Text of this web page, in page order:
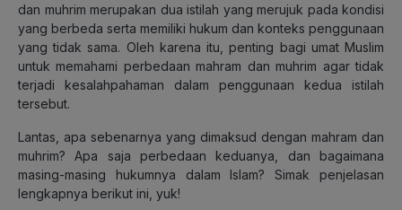
dan muhrim merupakan dua istilah yang merujuk pada kondisi
yang berbeda serta memiliki hukum dan konteks penggunaan
yang tidak sama. Oleh karena itu, penting bagi umat Muslim
untuk memahami perbedaan mahram dan muhrim agar tidak
terjadi kesalahpahaman dalam penggunaan kedua istilah
tersebut.
Lantas, apa sebenarnya yang dimaksud dengan mahram dan
muhrim? Apa saja perbedaan keduanya, dan bagaimana
masing-masing hukumnya dalam Islam? Simak penjelasan
lengkapnya berikut ini, yuk!